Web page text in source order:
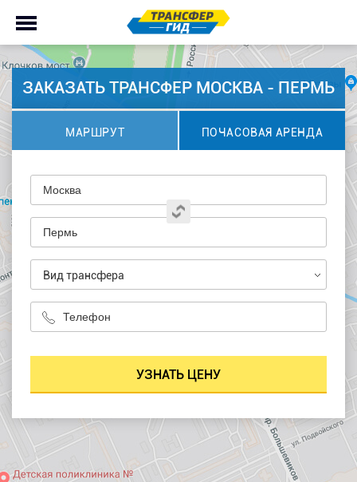
ЗАКАЗАТЬ ТРАНСФЕР МОСКВА - ПЕРМЬ
МАРШРУТ ПОЧАСОВАЯ АРЕНДА
Вид трансфера